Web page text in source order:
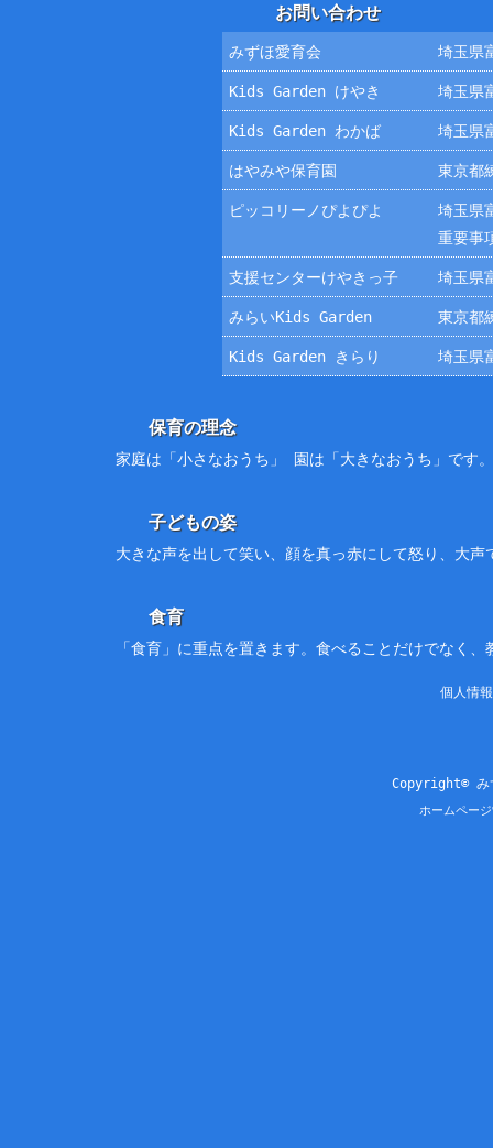
お問い合わせ
みずほ愛育会 埼玉県
Kids Garden けやき 埼玉県
Kids Garden わかば 埼玉県
はやみや保育園 東京都
ピッコリーノぴよぴよ
埼玉県
重要事
支援センターけやきっ子 埼玉県
みらいKids Garden 東京都
Kids Garden きらり 埼玉県
保育の理念
家庭は「小さなおうち」 園は「大きなおうち」です
子どもの姿
大きな声を出して笑い、顔を真っ赤にして怒り、大
食育
「食育」に重点を置きます。食べることだけでなく
個人情
Copyright© み
ホームペー